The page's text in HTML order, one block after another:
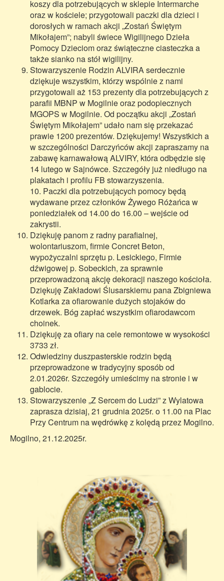
koszy dla potrzebujących w sklepie Intermarche
oraz w kościele; przygotowali paczki dla dzieci i
dorosłych w ramach akcji „Zostań Świętym
Mikołajem”; nabyli świece Wigilijnego Dzieła
Pomocy Dzieciom oraz świąteczne ciasteczka a
także sianko na stół wigilijny.
Stowarzyszenie Rodzin ALVIRA serdecznie
dziękuje wszystkim, którzy wspólnie z nami
przygotowali aż 153 prezenty dla potrzebujących z
parafii MBNP w Mogilnie oraz podopiecznych
MGOPS w Mogilnie. Od początku akcji „Zostań
Świętym Mikołajem” udało nam się przekazać
prawie 1200 prezentów. Dziękujemy! Wszystkich a
w szczególności Darczyńców akcji zapraszamy na
zabawę karnawałową ALVIRY, która odbędzie się
14 lutego w Sajnówce. Szczegóły już niedługo na
plakatach i profilu FB stowarzyszenia.
10. Paczki dla potrzebujących pomocy będą
wydawane przez członków Żywego Różańca w
poniedziałek od 14.00 do 16.00 – wejście od
zakrystii.
Dziękuję panom z radny parafialnej,
wolontariuszom, firmie Concret Beton,
wypożyczalni sprzętu p. Lesickiego, Firmie
dźwigowej p. Sobeckich, za sprawnie
przeprowadzoną akcję dekoracji naszego kościoła.
Dziękuję Zakładowi Ślusarskiemu pana Zbigniewa
Kotlarka za ofiarowanie dużych stojaków do
drzewek. Bóg zapłać wszystkim ofiarodawcom
choinek.
Dziękuję za ofiary na cele remontowe w wysokości
3733 zł.
Odwiedziny duszpasterskie rodzin będą
przeprowadzone w tradycyjny sposób od
2.01.2026r. Szczegóły umieścimy na stronie i w
gablocie.
Stowarzyszenie „Z Sercem do Ludzi” z Wylatowa
zaprasza dzisiaj, 21 grudnia 2025r. o 11.00 na Plac
Przy Centrum na wędrówkę z kolędą przez Mogilno.
Mogilno, 21.12.2025r.